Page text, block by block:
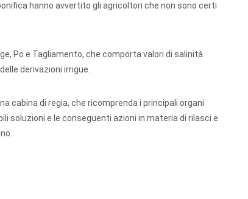
hanno avvertito gli agricoltori che non sono certi
Po e Tagliamento, che comporta valori di salinità
derivazioni irrigue.
cabina di regia, che ricomprenda i principali organi
soluzioni e le conseguenti azioni in materia di rilasci e